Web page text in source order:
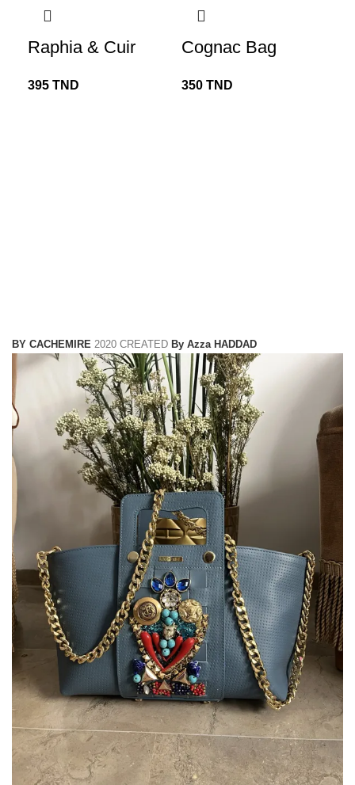
Raphia & Cuir
395 TND
Cognac Bag
350 TND
BY CACHEMIRE 2020 CREATED By Azza HADDAD